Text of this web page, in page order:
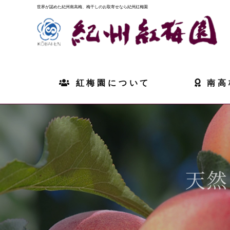
世界が認めた紀州南高梅、梅干しのお取寄せなら紀州紅梅園
紅梅園について 南
天